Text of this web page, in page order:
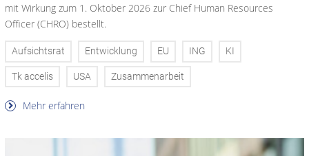
mit Wirkung zum 1. Oktober 2026 zur Chief Human Resources
Officer (CHRO) bestellt.
Aufsichtsrat Entwicklung EU ING KI
Tk accelis USA Zusammenarbeit
Mehr erfahren